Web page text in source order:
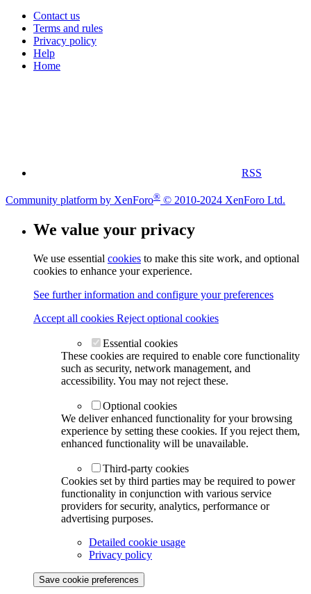
Contact us
Terms and rules
Privacy policy
Help
Home
RSS
Community platform by XenForo® © 2010-2024 XenForo Ltd.
We value your privacy
We use essential cookies to make this site work, and optional
cookies to enhance your experience.
See further information and configure your preferences
Accept all cookies Reject optional cookies
Essential cookies
These cookies are required to enable core functionality
such as security, network management, and
accessibility. You may not reject these.
Optional cookies
We deliver enhanced functionality for your browsing
experience by setting these cookies. If you reject them,
enhanced functionality will be unavailable.
Third-party cookies
Cookies set by third parties may be required to power
functionality in conjunction with various service
providers for security, analytics, performance or
advertising purposes.
Detailed cookie usage
Privacy policy
Save cookie preferences